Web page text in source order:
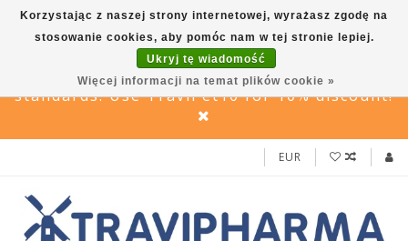
Travi Pet –Reliable care solutions for pets,
in line with Travipharma’s quality
standards. Use TraviPet10 for 10% discount!
EUR
Korzystając z naszej strony internetowej, wyrażasz zgodę na
stosowanie cookies, aby pomóc nam w tej stronie lepiej.
Ukryj tę wiadomość
Więcej informacji na temat plików cookie »